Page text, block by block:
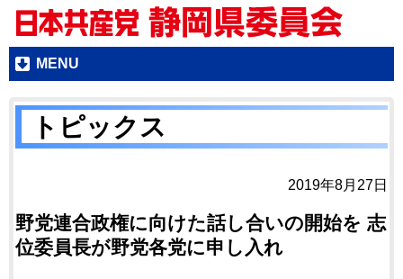
MENU
トピックス
2019年8月27日
野党連合政権に向けた話し合いの開始を 志
位委員長が野党各党に申し入れ